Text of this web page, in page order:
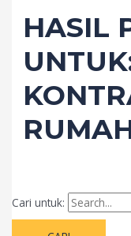
HASIL
Cari untuk: